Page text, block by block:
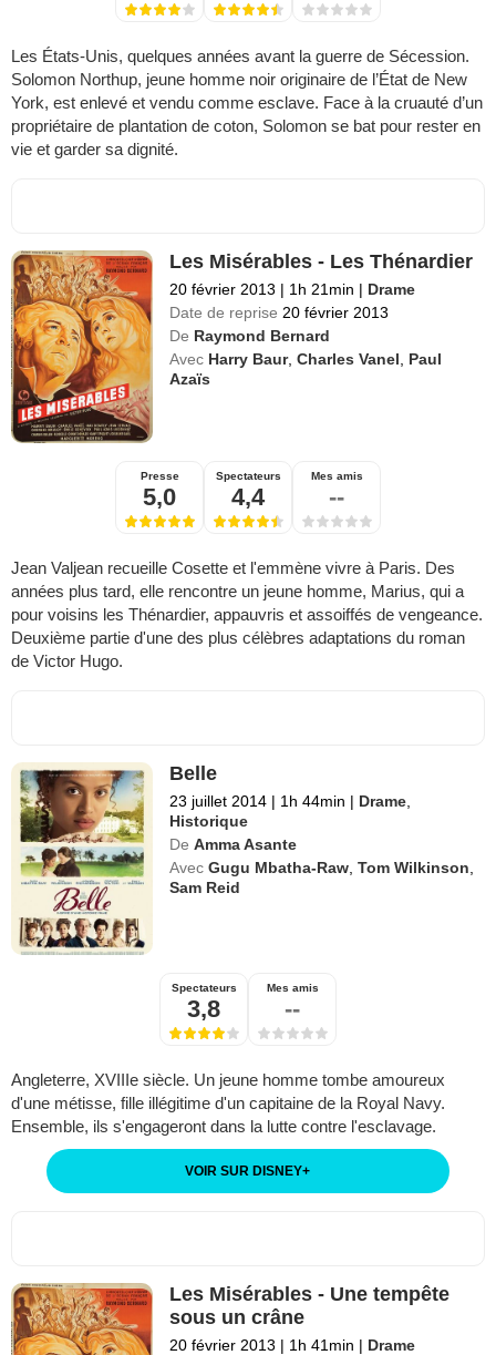
Les États-Unis, quelques années avant la guerre de Sécession.
Solomon Northup, jeune homme noir originaire de l’État de New
York, est enlevé et vendu comme esclave. Face à la cruauté d’un
propriétaire de plantation de coton, Solomon se bat pour rester en
vie et garder sa dignité.
Les Misérables - Les Thénardier
20 février 2013 | 1h 21min | Drame
Date de reprise 20 février 2013
De Raymond Bernard
Avec Harry Baur,Charles Vanel
Paul
Azaïs
Presse
5,0
Spectateurs
4,4
Mes amis
--
Jean Valjean recueille Cosette et l'emmène vivre à Paris. Des
années plus tard, elle rencontre un jeune homme, Marius, qui a
pour voisins les Thénardier, appauvris et assoiffés de vengeance.
Deuxième partie d'une des plus célèbres adaptations du roman
de Victor Hugo.
Belle
23 juillet 2014 | 1h 44min | Drame
Historique
De Amma Asante
Avec Gugu Mbatha-Raw ,Tom Wilkinson
Sam Reid
Spectateurs
3,8
Mes amis
--
Angleterre, XVIIIe siècle. Un jeune homme tombe amoureux
d'une métisse, fille illégitime d'un capitaine de la Royal Navy.
Ensemble, ils s'engageront dans la lutte contre l'esclavage.
VOIR SUR DISNEY+
Les Misérables - Une tempête
sous un crâne
20 février 2013 | 1h 41min | Drame